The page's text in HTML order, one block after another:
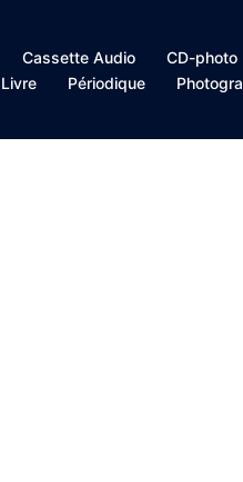
Cassette Audio CD-photo
Livre Périodique